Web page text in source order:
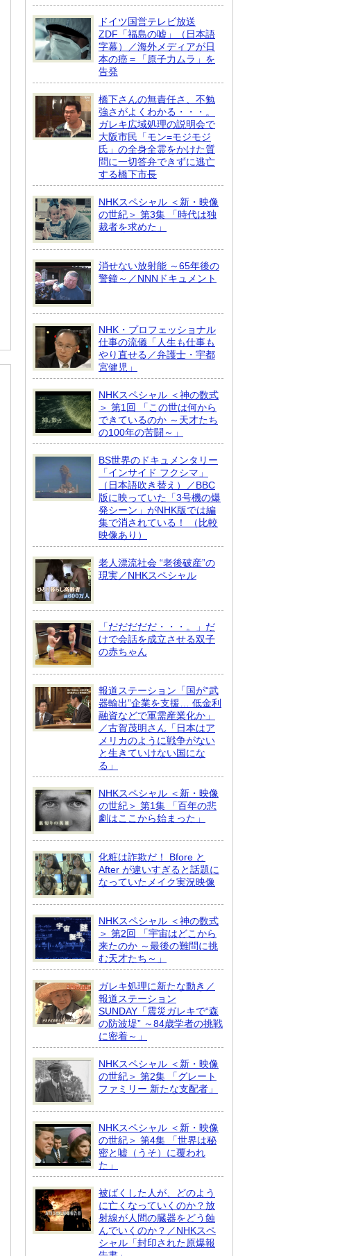
ドイツ国営テレビ放送
ZDF「福島の嘘」（日本語
字幕）／海外メディアが日
本の癌＝「原子力ムラ」を
告発
橋下さんの無責任さ、不勉
強さがよくわかる・・・。
ガレキ広域処理の説明会で
大阪市民「モン=モジモジ
氏」の全身全霊をかけた質
問に一切答弁できずに逃亡
する橋下市長
NHKスペシャル ＜新・映像
の世紀＞ 第3集 「時代は独
裁者を求めた」
消せない放射能 ～65年後の
警鐘～／NNNドキュメント
NHK・プロフェッショナル
仕事の流儀「人生も仕事も
やり直せる／弁護士・宇都
宮健児」
NHKスペシャル ＜神の数式
＞ 第1回 「この世は何から
できているのか ～天才たち
の100年の苦闘～」
BS世界のドキュメンタリー
「インサイド フクシマ」
（日本語吹き替え）／BBC
版に映っていた「3号機の爆
発シーン」がNHK版では編
集で消されている！ （比較
映像あり）
老人漂流社会 “老後破産”の
現実／NHKスペシャル
「だだだだだ・・・。」だ
けで会話を成立させる双子
の赤ちゃん
報道ステーション「国が“武
器輸出”企業を支援… 低金利
融資などで軍需産業化か」
／古賀茂明さん「日本はア
メリカのように戦争がない
と生きていけない国にな
る」
NHKスペシャル ＜新・映像
の世紀＞ 第1集 「百年の悲
劇はここから始まった」
化粧は詐欺だ！ Bfore と
After が違いすぎると話題に
なっていたメイク実況映像
NHKスペシャル ＜神の数式
＞ 第2回 「宇宙はどこから
来たのか ～最後の難問に挑
む天才たち～」
ガレキ処理に新たな動き／
報道ステーション
SUNDAY「震災ガレキで“森
の防波堤” ～84歳学者の挑戦
に密着～」
NHKスペシャル ＜新・映像
の世紀＞ 第2集 「グレート
ファミリー 新たな支配者」
NHKスペシャル ＜新・映像
の世紀＞ 第4集 「世界は秘
密と嘘（うそ）に覆われ
た」
被ばくした人が、どのよう
に亡くなっていくのか？放
射線が人間の臓器をどう蝕
んでいくのか？／NHKスペ
シャル「封印された原爆報